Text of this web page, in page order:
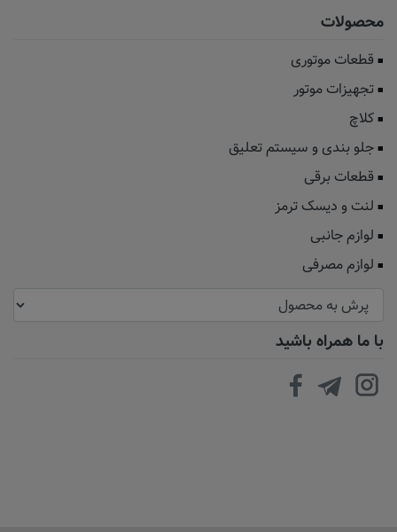
محصولات
قطعات موتوری
تجهیزات موتور
کلاچ
جلو بندی و سیستم تعلیق
قطعات برقی
لنت و دیسک ترمز
لوازم جانبی
لوازم مصرفی
با ما همراه باشید